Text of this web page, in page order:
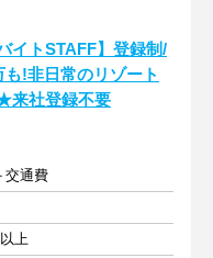
イトSTAFF】登録制/
も!非日常のリゾート
来社登録不要
交通費
上